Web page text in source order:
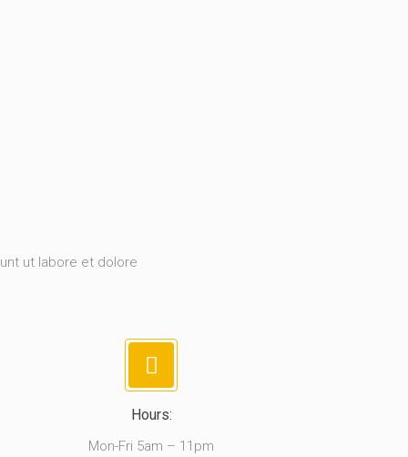
ut labore et dolore
Hours:
Mon-Fri 5am – 11pm